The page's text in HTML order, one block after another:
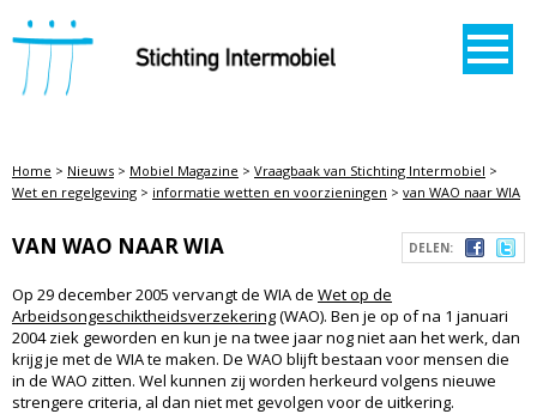
STICHTING INTERMOBIEL
Home > Nieuws > Mobiel Magazine > Vraagbaak van Stichting Intermobiel >
Wet en regelgeving > informatie wetten en voorzieningen > van WAO naar WIA
DELEN:
VAN WAO NAAR WIA
Op 29 december 2005 vervangt de WIA de Wet op de
Arbeidsongeschiktheidsverzekering(WAO). Ben je op of na 1 januari
2004 ziek geworden en kun je na twee jaar nog niet aan het werk, dan
krijg je met de WIA te maken. De WAO blijft bestaan voor mensen die
in de WAO zitten. Wel kunnen zij worden herkeurd volgens nieuwe
strengere criteria, al dan niet met gevolgen voor de uitkering.